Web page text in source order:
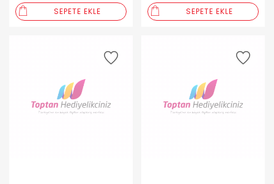
SEPETE EKLE SEPETE EKLE